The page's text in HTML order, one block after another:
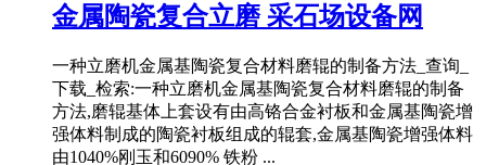
金属陶瓷复合立磨 采石场设备网
一种立磨机金属基陶瓷复合材料磨辊的制备方法_查询_
下载_检索:一种立磨机金属基陶瓷复合材料磨辊的制备
方法,磨辊基体上套设有由高铬合金衬板和金属基陶瓷增
强体料制成的陶瓷衬板组成的辊套,金属基陶瓷增强体料
由1040%刚玉和6090% 铁粉 ...